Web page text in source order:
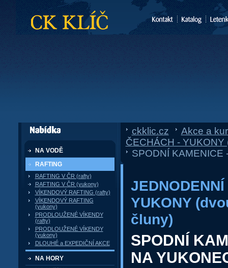
CK Klíč
dále nabízí
NA VODĚ
RAFTING
RAFTING V ČR (rafty)
RAFTING V ČR (yukony)
VÍKENDOVÝ RAFTING (rafty)
VÍKENDOVÝ RAFTING
(yukony)
PRODLOUŽENÉ VÍKENDY
(rafty)
PRODLOUŽENÉ VÍKENDY
(yukony)
DLOUHÉ a EXPEDIČNÍ AKCE
NA HORY
ckklic.cz
Akce a
ČECHÁCH -
SPODNÍ KAMENICE
YUKONY
čluny)
SPODNÍ
NA